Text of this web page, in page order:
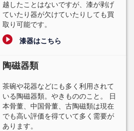
越したことはないですが、漆が剥げ
ていたり器が欠けていたりしても買
取り可能です。
漆器はこちら
陶磁器類
茶碗や花器などにも多く利用されて
いる陶磁器類。やきもののこと。 日
本骨董、中国骨董、古陶磁類は現在
でも高い評価を得ていて多く需要が
あります。